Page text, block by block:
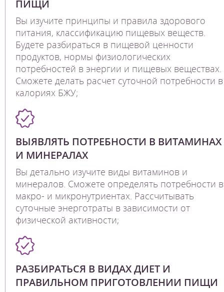
ПИЩИ
Вы изучите принципы и правила здорового
питания, классификацию пищевых веществ.
Будете разбираться в пищевой ценности
продуктов, нормы физиологических
потребностей в энергии и пищевых веществах.
Сможете делать расчет суточной потребности в
калориях БЖУ;
ВЫЯВЛЯТЬ ПОТРЕБНОСТИ В ВИТАМИНАХ
И МИНЕРАЛАХ
Вы детально изучите виды витаминов и
минералов. Сможете определять потребности в
макро- и микронутриентах. Рассчитывать
суточные энерготраты в зависимости от
физической активности;
РАЗБИРАТЬСЯ В ВИДАХ ДИЕТ И
ПРАВИЛЬНОМ ПРИГОТОВЛЕНИИ ПИЩИ